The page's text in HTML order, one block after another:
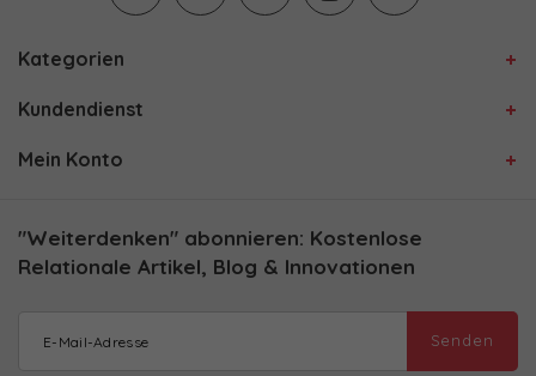
Kategorien
Kundendienst
Mein Konto
"Weiterdenken" abonnieren: Kostenlose
Relationale Artikel, Blog & Innovationen
Senden